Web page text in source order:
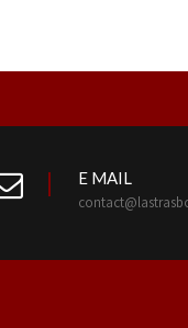
E MAIL